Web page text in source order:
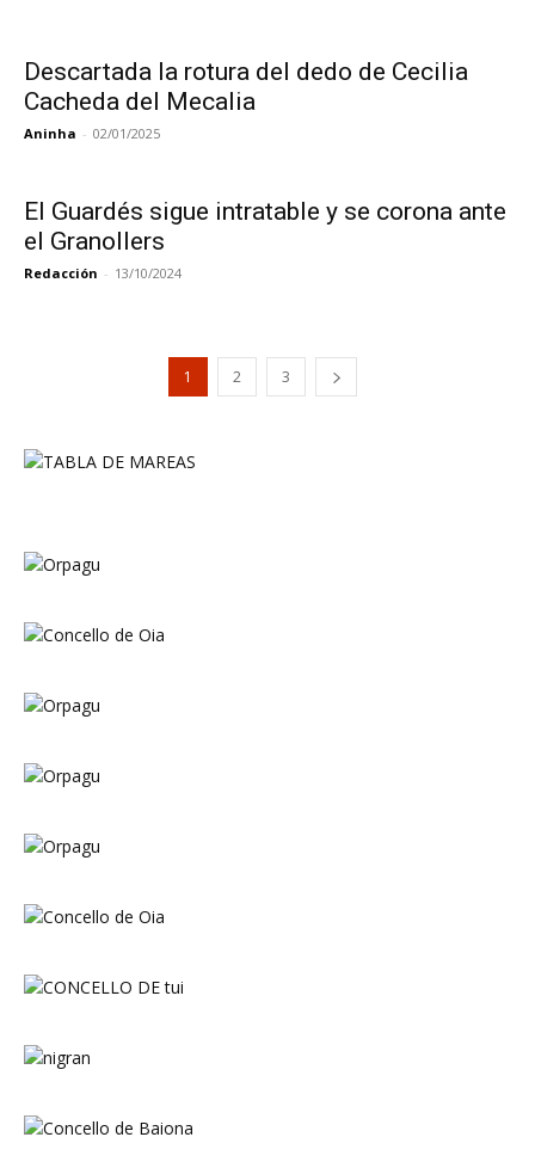
Descartada la rotura del dedo de Cecilia
Cacheda del Mecalia
Aninha - 02/01/2025
El Guardés sigue intratable y se corona ante
el Granollers
Redacción - 13/10/2024
1 2 3